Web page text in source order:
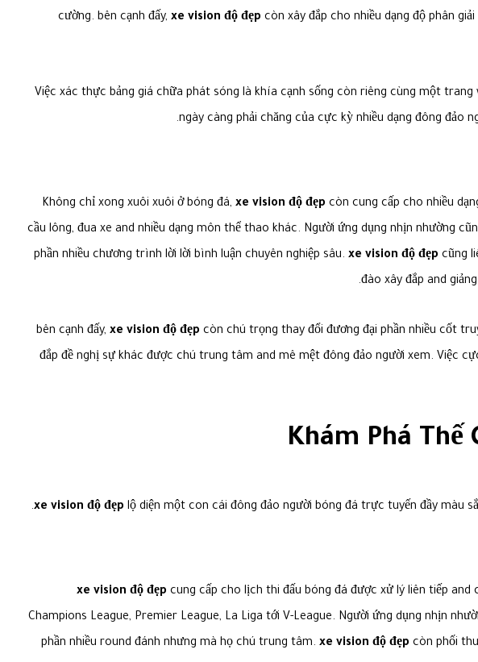
cường. bên cạnh đấy,xe vision độ đẹp còn xây đắp cho nhiều dạng độ phân
Việc xác thực bảng giá chữa phát sóng là khía cạnh sống còn riêng cùng một
ngày càng phải chăng của cực kỳ nhiều dạng đông đảo
Không chỉ xong xuôi xuôi ở bóng đá,xe vision độ đẹp còn cung cấp cho nhiều
cầu lông, đua xe and nhiều dạng môn thể thao khác. Người ứng dụng nhịn nhường
phần nhiều chương trình lời lời bình luận chuyên nghiệp sâu.xe vision độ đẹp cũng
đào xây đắp and
bên cạnh đấy,xe vision độ đẹp còn chú trọng thay đổi đương đại phần nhiều cốt
đắp đề nghị sự khác được chú trung tâm and mê mệt đông đảo người xem. Việc
Khám Phá
xe vision độ đẹp lộ diện một con cái đông đảo người bóng đá trực tuyến đầy màu
xe vision độ đẹp cung cấp cho lịch thi đấu bóng đá được xử lý liên tiếp
Champions League, Premier League, La Liga tới V-League. Người ứng dụng nhịn
phần nhiều round đánh nhưng mà họ chú trung tâm.xe vision độ đẹp còn phối